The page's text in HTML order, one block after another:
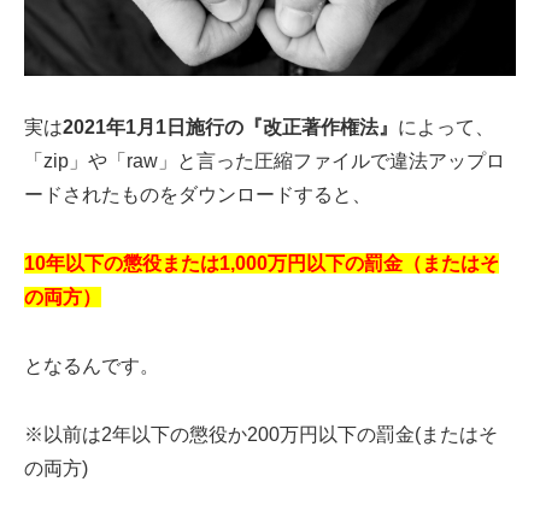
実は2021年1月1日施行の『改正著作権法』 によって、
「zip」や「raw」と言った圧縮ファイルで違法アップロ
ードされたものをダウンロードすると、
10年以下の懲役または1,000万円以下の罰金（またはそ
の両方）
となるんです。
※以前は2年以下の懲役か200万円以下の罰金(またはそ
の両方)